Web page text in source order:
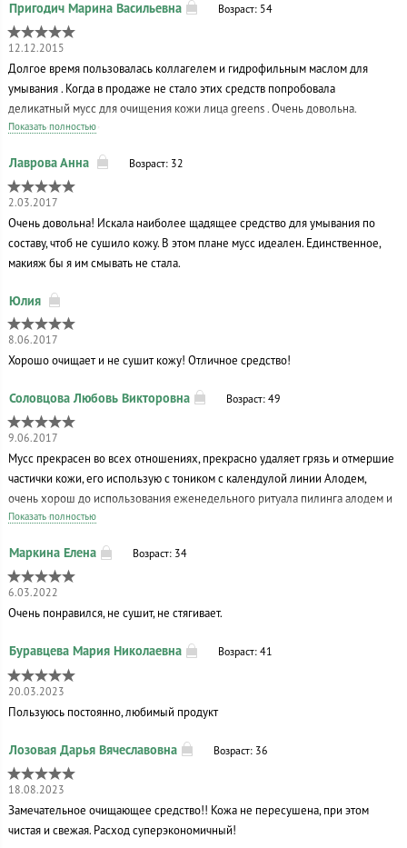
Возраст: 54
12.12.2015
Долгое время пользовалась коллагелем и гидрофильным маслом для
умывания . Когда в продаже не стало этих средств попробовала
деликатный мусс для очищения кожи лица greens . Очень довольна.
Рекомендую всем .
Показать полностью
Возраст: 32
2.03.2017
Очень довольна! Искала наиболее щадящее средство для умывания по
составу, чтоб не сушило кожу. В этом плане мусс идеален. Единственное,
макияж бы я им смывать не стала.
8.06.2017
Хорошо очищает и не сушит кожу! Отличное средство!
Возраст: 49
9.06.2017
Мусс прекрасен во всех отношениях, прекрасно удаляет грязь и отмершие
частички кожи, его использую с тоником с календулой линии Алодем,
очень хорош до использования еженедельного ритуала пилинга алодем и
маски алоевера
Показать полностью
Возраст: 34
6.03.2022
Очень понравился, не сушит, не стягивает.
Возраст: 41
20.03.2023
Пользуюсь постоянно, любимый продукт
Возраст: 36
18.08.2023
Замечательное очищающее средство!! Кожа не пересушена, при этом
чистая и свежая. Расход суперэкономичный!